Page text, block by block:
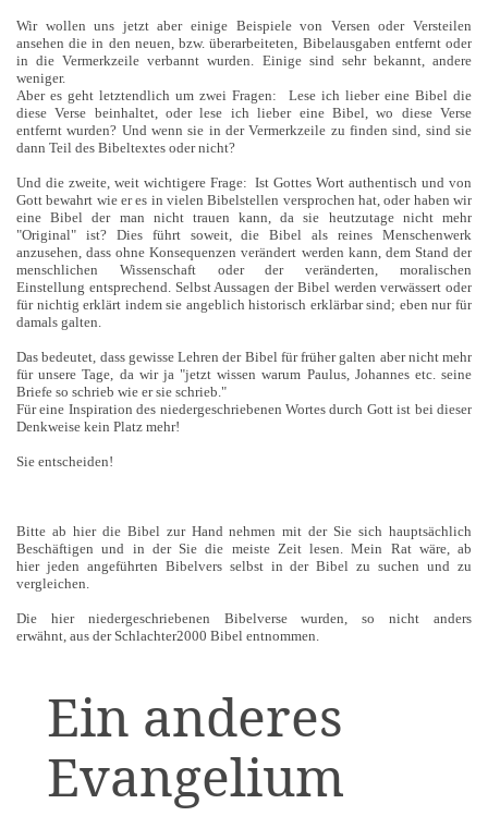
Wir wollen uns jetzt aber einige Beispiele von Versen oder Versteilen
ansehen die in den neuen, bzw. überarbeiteten, Bibelausgaben entfernt oder
in die Vermerkzeile verbannt wurden. Einige sind sehr bekannt, andere
weniger.
Aber es geht letztendlich um zwei Fragen: Lese ich lieber eine Bibel die
diese Verse beinhaltet, oder lese ich lieber eine Bibel, wo diese Verse
entfernt wurden? Und wenn sie in der Vermerkzeile zu finden sind, sind sie
dann Teil des Bibeltextes oder nicht?
Und die zweite, weit wichtigere Frage: Ist Gottes Wort authentisch und von
Gott bewahrt wie er es in vielen Bibelstellen versprochen hat, oder haben wir
eine Bibel der man nicht trauen kann, da sie heutzutage nicht mehr
"Original" ist? Dies führt soweit, die Bibel als reines Menschenwerk
anzusehen, dass ohne Konsequenzen verändert werden kann, dem Stand der
menschlichen Wissenschaft oder der veränderten, moralischen
Einstellung entsprechend. Selbst Aussagen der Bibel werden verwässert oder
für nichtig erklärt indem sie angeblich historisch erklärbar sind; eben nur für
damals galten.
Das bedeutet, dass gewisse Lehren der Bibel für früher galten aber nicht mehr
für unsere Tage, da wir ja "jetzt wissen warum Paulus, Johannes etc. seine
Briefe so schrieb wie er sie schrieb."
Für eine Inspiration des niedergeschriebenen Wortes durch Gott ist bei dieser
Denkweise kein Platz mehr!
Sie entscheiden!
Bitte ab hier die Bibel zur Hand nehmen mit der Sie sich hauptsächlich
Beschäftigen und in der Sie die meiste Zeit lesen. Mein Rat wäre, ab
hier jeden angeführten Bibelvers selbst in der Bibel zu suchen und zu
vergleichen.
Die hier niedergeschriebenen Bibelverse wurden, so nicht anders
erwähnt, aus der Schlachter2000 Bibel entnommen.
Ein anderes
Evangelium